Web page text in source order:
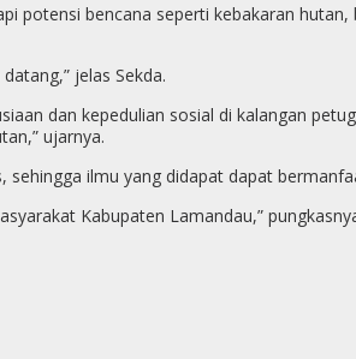
potensi bencana seperti kebakaran
jelas Sekda.
dan kepedulian sosial di kalangan
ujarnya.
ilmu yang didapat dapat
Kabupaten Lamandau,”